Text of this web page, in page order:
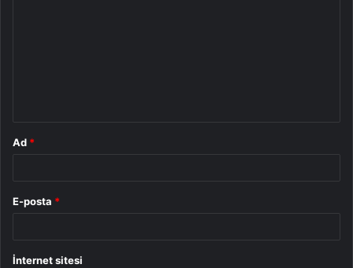
Ad *
E-posta *
İnternet sitesi